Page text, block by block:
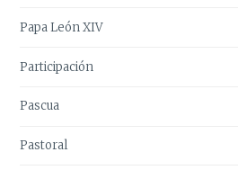
Papa León XIV
Participación
Pascua
Pastoral